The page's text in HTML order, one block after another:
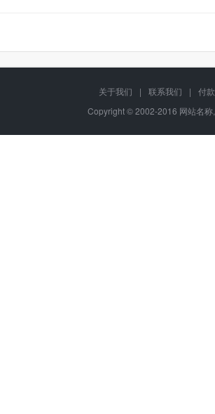
关于我们 | 联系我们 |
付
Copyright © 2002-2016 网站名